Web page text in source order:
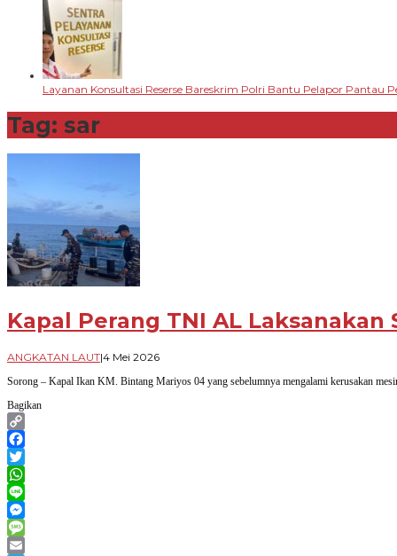
Layanan Konsultasi Reserse Bareskrim Polri Bantu Pelapor Pantau
Tag: sar
Kapal Perang TNI AL
ANGKATAN LAUT|4 Mei 2026oleh
Budi
Sorong – Kapal Ikan KM. Bintang Mariyos 04 yang sebelumnya mengalami kerusakan
Bagikan
Copy
Link
Facebook
Twitter
WhatsApp
Line
Messenger
Message